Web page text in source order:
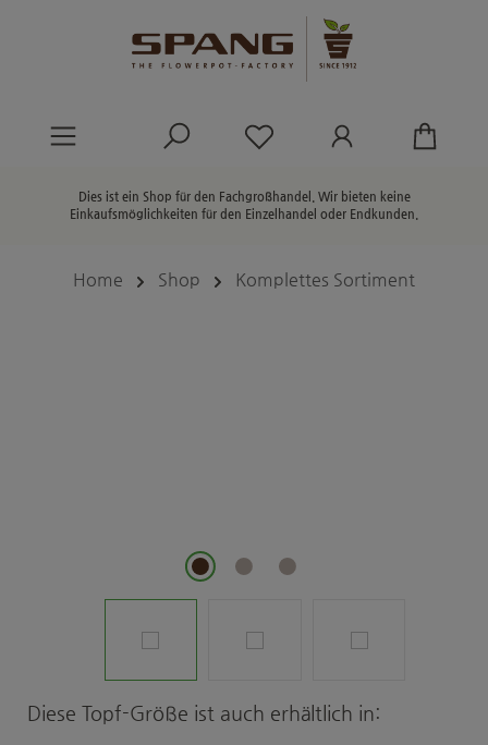
Du hast 0 Produkte
Dies ist ein Shop für den Fachgroßhandel. Wir bieten keine
Einkaufsmöglichkeiten für den Einzelhandel oder Endkunden.
Home Shop Komplettes Sortiment
Produktgalerie überspringen
Diese Topf-Größe ist auch erhältlich in: